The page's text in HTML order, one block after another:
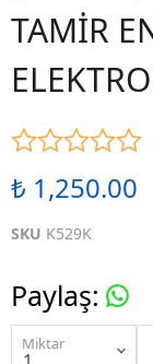
TAMİR
₺ 1,250.00
SKU K529K
Paylaş:
Miktar